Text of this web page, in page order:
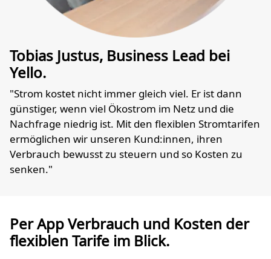
Tobias Justus, Business Lead bei
Yello.
"Strom kostet nicht immer gleich viel. Er ist dann
günstiger, wenn viel Ökostrom im Netz und die
Nachfrage niedrig ist. Mit den flexiblen Stromtarifen
ermöglichen wir unseren Kund:innen, ihren
Verbrauch bewusst zu steuern und so Kosten zu
senken."
Per App Verbrauch und Kosten der
flexiblen Tarife im Blick.